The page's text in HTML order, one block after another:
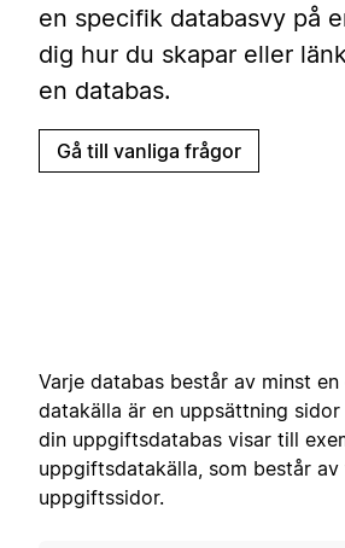
en specifik databasvy på
dig hur du skapar eller
en databas.
Gå till vanliga frågor
Varje databas består av minst en
datakälla är en uppsättning
din uppgiftsdatabas visar till
uppgiftsdatakälla, som består av
uppgiftssidor.